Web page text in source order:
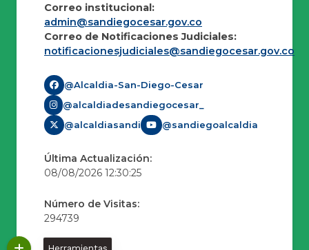
Correo institucional:
admin@sandiegocesar.gov.co
Correo de Notificaciones Judiciales:
notificacionesjudiciales@sandiegocesar.gov.co
@Alcaldia-San-Diego-Cesar
@alcaldiadesandiegocesar_
@alcaldiasandi
@sandiegoalcaldia
Última Actualización:
08/08/2026 12:30:25
Número de Visitas:
294739